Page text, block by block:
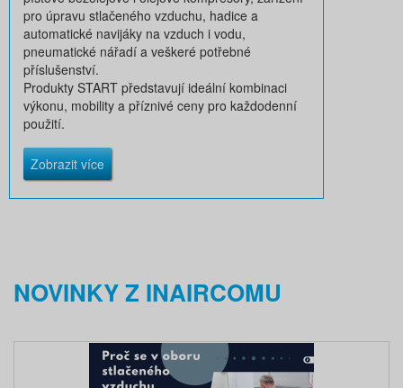
pro úpravu stlačeného vzduchu, hadice a
automatické navijáky na vzduch i vodu,
pneumatické nářadí a veškeré potřebné
příslušenství.
Produkty START představují ideální kombinaci
výkonu, mobility a příznivé ceny pro každodenní
použití.
Zobrazit více
NOVINKY Z INAIRCOMU